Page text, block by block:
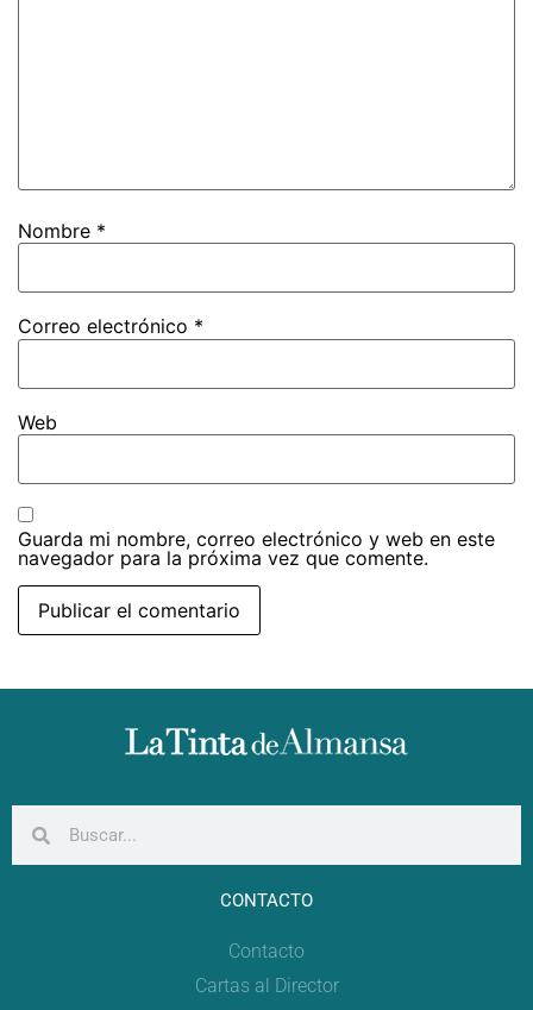
Nombre *
Correo electrónico *
Web
Guarda mi nombre, correo electrónico y web en este
navegador para la próxima vez que comente.
CONTACTO
Contacto
Cartas al Director